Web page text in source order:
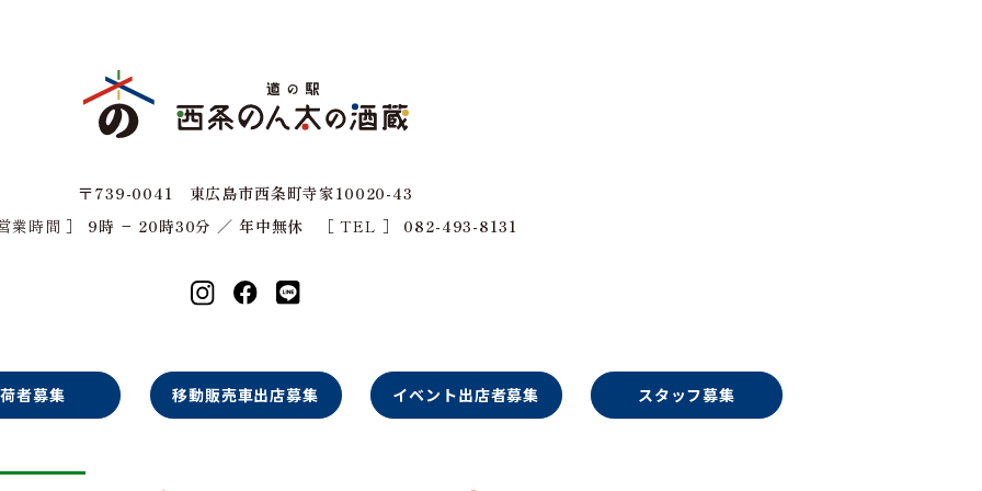
〒739-0041 東広島市西条町寺家10020-43
業時間 ］
9時 − 20時30分 ／ 年中無休 ［ TEL ］ 082-493-8131
者募集 移動販売車出店募集 イベント出店者募集 スタッフ募集